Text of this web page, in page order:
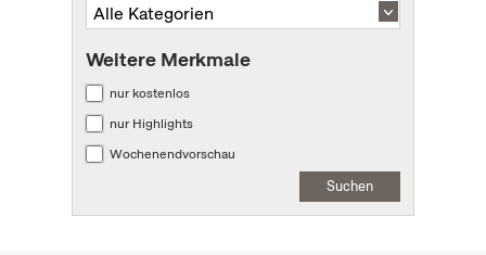
Weitere Merkmale
nur kostenlos
nur Highlights
Wochenendvorschau
Suchen